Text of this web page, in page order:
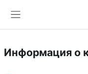
Информация о